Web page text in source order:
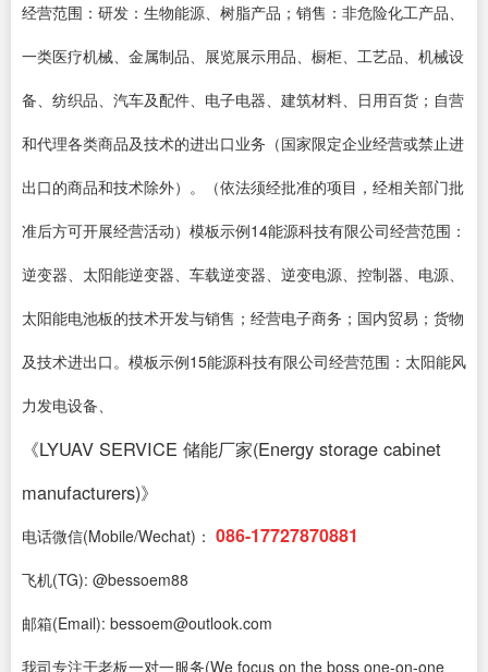
经营范围：研发：生物能源、树脂产品；销售：非危险化工产品、
一类医疗机械、金属制品、展览展示用品、橱柜、工艺品、机械设
备、纺织品、汽车及配件、电子电器、建筑材料、日用百货；自营
和代理各类商品及技术的进出口业务（国家限定企业经营或禁止进
出口的商品和技术除外）。（依法须经批准的项目，经相关部门批
准后方可开展经营活动）模板示例14能源科技有限公司经营范围：
逆变器、太阳能逆变器、车载逆变器、逆变电源、控制器、电源、
太阳能电池板的技术开发与销售；经营电子商务；国内贸易；货物
及技术进出口。模板示例15能源科技有限公司经营范围：太阳能风
力发电设备、
《LYUAV SERVICE 储能厂家(Energy storage cabinet
manufacturers)》
电话微信(Mobile/Wechat)： 086-17727870881
飞机(TG): @bessoem88
邮箱(Email): bessoem@outlook.com
我司专注于老板一对一服务(We focus on the boss one-on-one